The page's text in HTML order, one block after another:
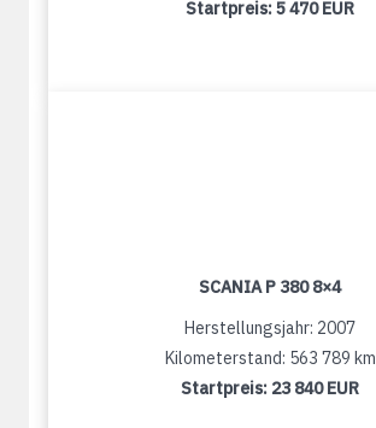
Startpreis:5 470 EUR
SCANIA P 380 8×4
Herstellungsjahr: 2007
Kilometerstand: 563 789 km
Startpreis: 23 840 EUR